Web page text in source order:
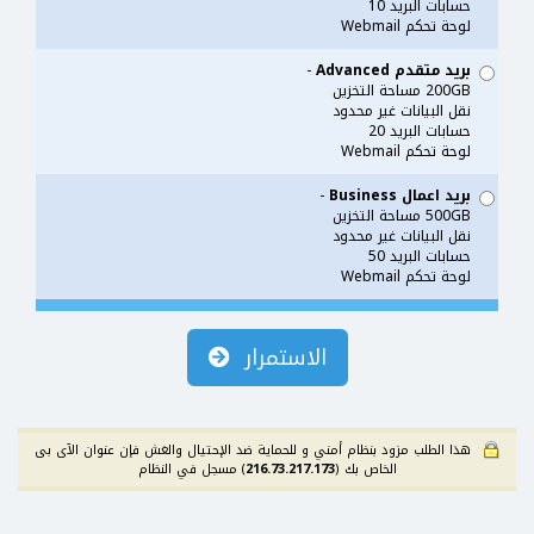
حسابات البريد 10
لوحة تحكم Webmail
بريد متقدم Advanced
-
200GB مساحة التخزين
نقل البيانات غير محدود
حسابات البريد 20
لوحة تحكم Webmail
بريد اعمال Business
-
500GB مساحة التخزين
نقل البيانات غير محدود
حسابات البريد 50
لوحة تحكم Webmail
الاستمرار
هذا الطلب مزود بنظام أمني و للحماية ضد الإحتيال والغش فإن عنوان الآى بى
الخاص بك (216.73.217.173) مسجل في النظام